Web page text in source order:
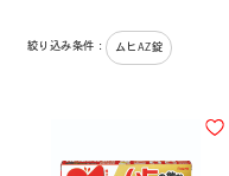
絞り込み条件： ムヒAZ錠